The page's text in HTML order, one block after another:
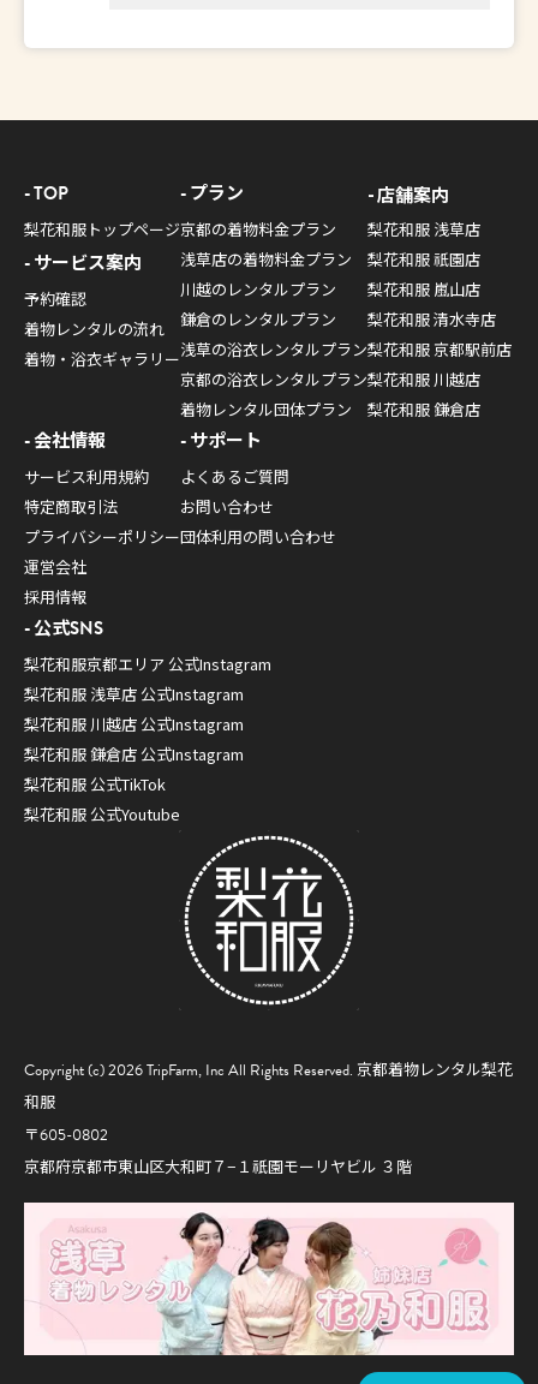
Copyright (c) 2026 TripFarm, Inc All Rights Reserved. 京都着物レンタル梨花
和服
〒605-0802
京都府京都市東山区大和町７−１祇園モーリヤビル ３階
TOP
梨花和服トップページ
サービス案内
予約確認
着物レンタルの流れ
着物・浴衣ギャラリー
プラン
京都の着物料金プラン
浅草店の着物料金プラン
川越のレンタルプラン
鎌倉のレンタルプラン
浅草の浴衣レンタルプラン
京都の浴衣レンタルプラン
着物レンタル団体プラン
店舗案内
梨花和服 浅草店
梨花和服 祇園店
梨花和服 嵐山店
梨花和服 清水寺店
梨花和服 京都駅前店
梨花和服 川越店
梨花和服 鎌倉店
会社情報
サービス利用規約
特定商取引法
プライバシーポリシー
運営会社
採用情報
サポート
よくあるご質問
お問い合わせ
団体利用の問い合わせ
公式SNS
梨花和服京都エリア 公式Instagram
梨花和服 浅草店 公式Instagram
梨花和服 川越店 公式Instagram
梨花和服 鎌倉店 公式Instagram
梨花和服 公式TikTok
梨花和服 公式Youtube